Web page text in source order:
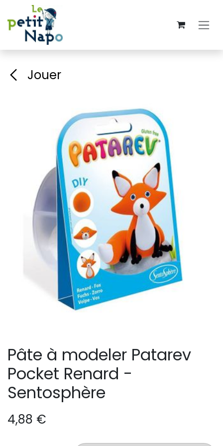
Se rendre au contenu
Jouer
Pâte à modeler Patarev
Pocket Renard -
Sentosphère
4,88 €